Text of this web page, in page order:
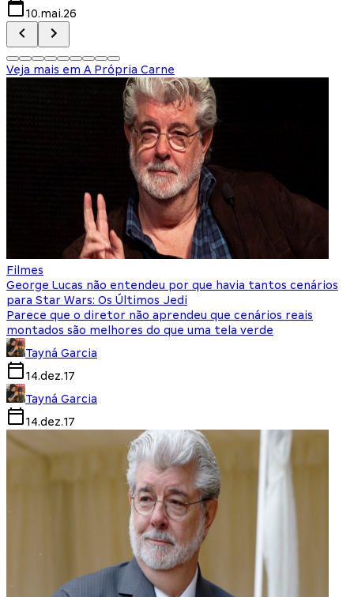
10.mai.26
Veja mais em A Própria Carne
Filmes
George Lucas não entendeu por que havia tantos cenários
para Star Wars: Os Últimos Jedi
Parece que o diretor não aprendeu que cenários reais
montados são melhores do que uma tela verde
Tayná Garcia
14.dez.17
Tayná Garcia
14.dez.17